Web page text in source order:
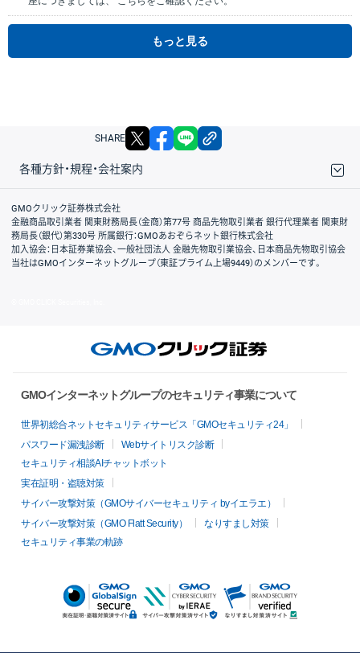
もっと見る
SHARE X facebook
各種方針・規程・会社案内
取引規程・約款
サイトマップ
その他のご案内
個人情報保護方針
最良執行方針
サイトのご利用について
ディスクレイマー
信託保全
リスク説明
会社案内
GMOクリック証券株式会社
金融商品取引業者 関東財務局長（金商）第77号 商品先物取引業者 銀行代理業者 関東財
務局長（銀代）第330号 所属銀行：GMOあおぞらネット銀行株式会社
加入協会：日本証券業協会、一般社団法人 金融先物取引業協会、日本商品先物取引協会
当社はGMOインターネットグループ（東証プライム上場9449）のメンバーです。
GMOインターネットグループのセキュリティ事業について
世界初総合ネットセキュリティサービス「GMOセキュリティ24」
パスワード漏洩診断
Webサイトリスク診断
セキュリティ相談AIチャットボット
実在証明・盗聴対策
サイバー攻撃対策（GMOサイバーセキュリティ byイエラエ）
サイバー攻撃対策（GMO Flatt Security）
なりすまし対策
セキュリティ事業の軌跡